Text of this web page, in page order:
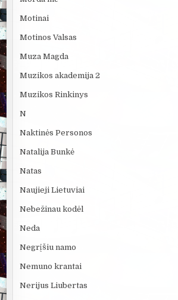
Motinai
Motinos Valsas
Muza Magda
Muzikos akademija 2
Muzikos Rinkinys
N
Naktinės Personos
Natalija Bunkė
Natas
Naujieji Lietuviai
Nebežinau kodėl
Neda
Negrįšiu namo
Nemuno krantai
Nerijus Liubertas